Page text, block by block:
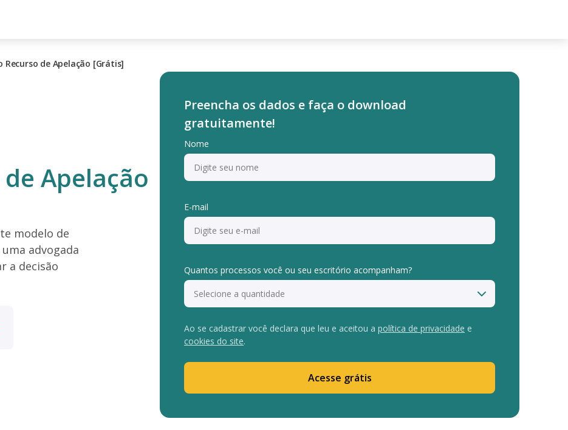
Recurso de Apelação [Grátis]
Apelação
modelo de
advogada
a decisão
Preencha os dados e faça o download
gratuitamente!
Nome
E-mail
Quantos processos você ou seu escritório acompanham?
Ao se cadastrar você declara que leu e aceitou a política de privacidade e
cookies do site.
Acesse grátis